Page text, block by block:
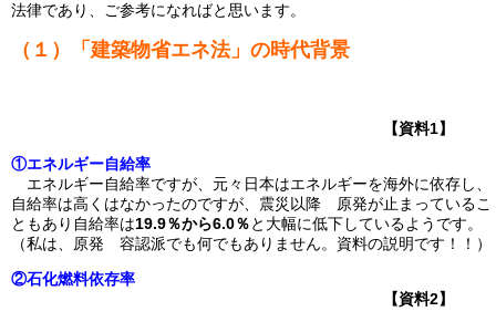
法律であり、ご参考になればと思います。
（１）「建築物省エネ法」の時代背景
【資料1】
①エネルギー自給率
エネルギー自給率ですが、元々日本はエネルギーを海外に依存し、
自給率は高くはなかったのですが、震災以降 原発が止まっているこ
ともあり自給率は19.9％から6.0％と大幅に低下しているようです。
（私は、原発 容認派でも何でもありません。資料の説明です！！）
②石化燃料依存率
【資料2】